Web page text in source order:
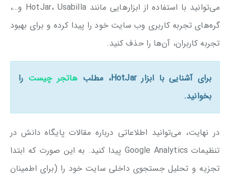
می‌توانید با استفاده از ابزارهایی مانند HotJar، Usabilla و…،
گره‌های تجربه کاربری وب سایت خود را پیدا کرده و برای بهبود
تجربه کاربران، آن‌ها را حذف کنید.
برای آشنایی با ابزار HotJar، مطلب هاتجر چیست را
بخوانید.
در نهایت، می‌توانید اطلاعاتی درباره مقالات پایگاه دانش در
تنظیمات Google Analytics پیدا کنید. به این صورت که ابتدا
تجزیه و تحلیل جستجوی داخلی سایت خود را (برای اطمینان